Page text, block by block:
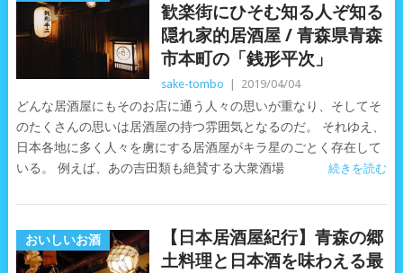
歓楽街にひそむ知る人ぞ知る
隠れ家的居酒屋 / 青森県青森
市本町の「銭形平次」
sake-tombo 2019/04/04
どんな居酒屋にもそのお店に通う人々の思いが重なり、そしてそ
のたくさんの思いは居酒屋の持つ雰囲気となるのだ。 それゆえ、
日本各地に多く人々を虜にする居酒屋がキラ星のごとく存在して
いる。 例えば、あの吉田類も絶賛する大衆酒場
続きを読む
おいしいお酒
【日本居酒屋紀行】青森の郷
土料理と日本酒を味わえる最